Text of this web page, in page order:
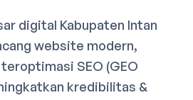
digital Kabupaten Intan
website modern,
SEO (GEO
kredibilitas &